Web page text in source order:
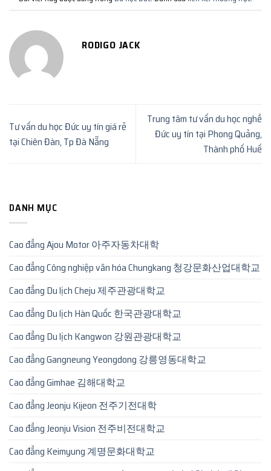
RODIGO JACK
Tư vấn du học Đức uy tín giá rẻ
tại Chiên Đàn, Tp Đà Nẵng
Trung tâm tư vấn du học nghề
Đức uy tín tại Phong Quảng,
Thành phố Huế
DANH MỤC
Cao đẳng Ajou Motor 아주자동차대학
Cao đẳng Công nghiệp văn hóa Chungkang 청강문화산업대학교
Cao đẳng Du lịch Cheju 제주관광대학교
Cao đẳng Du lịch Hàn Quốc 한국관광대학교
Cao đẳng Du lịch Kangwon 강원관광대학교
Cao đẳng Gangneung Yeongdong 강릉영동대학교
Cao đẳng Gimhae 김해대학교
Cao đẳng Jeonju Kijeon 전주기전대학
Cao đẳng Jeonju Vision 전주비전대학교
Cao đẳng Keimyung 계명문화대학교